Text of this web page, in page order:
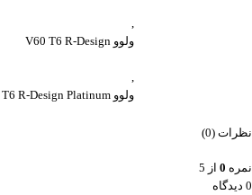
,
ولوو V60 T6 R-Design
,
ولوو V60 T6 R-Design Platinum
نظرات (0)
نمره 0 از 5
0 دیدگاه